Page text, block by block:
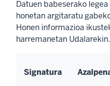
Datuen babeserako
honetan argitaratu
Honen informazioa
harremanetan Udalarekin.
Signatura